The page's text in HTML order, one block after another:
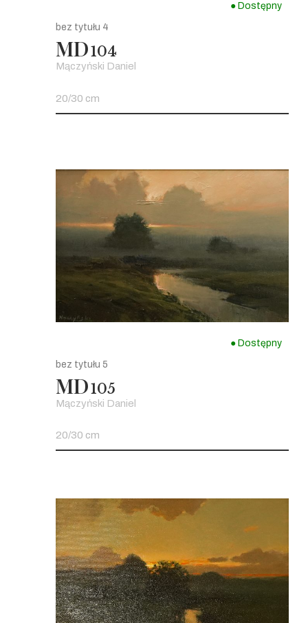
● Dostępny
bez tytułu 4
MD104
Mączyński Daniel
20/30 cm
● Dostępny
bez tytułu 5
MD105
Mączyński Daniel
20/30 cm